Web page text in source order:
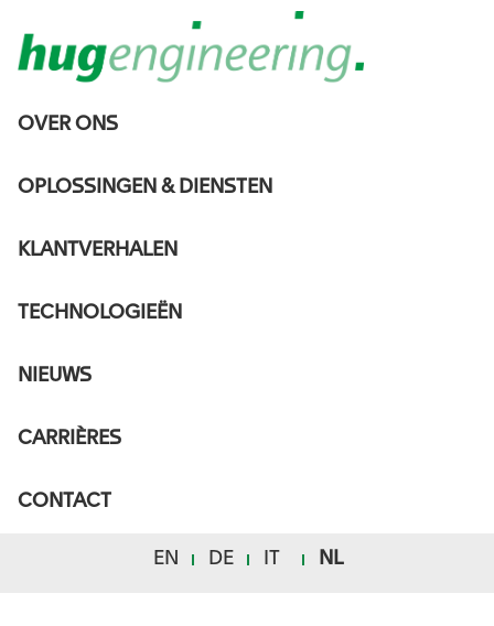
MAIN
DE
OVER ONS
OPLOSSINGEN & DIENSTEN
KLANTVERHALEN
TECHNOLOGIEËN
NIEUWS
CARRIÈRES
CONTACT
EN DE IT NL
OVER ONS
CLICK HERE TO SEE THE NEWS